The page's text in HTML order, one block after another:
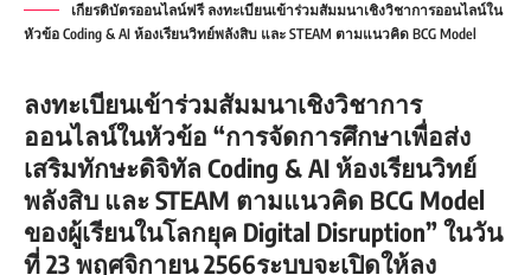
เกียรติบัตรออนไลน์ฟรี ลงทะเบียนเข้าร่วมสัมมนาเชิงวิชาการออนไลน์ใน
หัวข้อ Coding & AI ห้องเรียนวิทย์พลังสิบ และ STEAM ตามแนวคิด BCG Model
ลงทะเบียนเข้าร่วมสัมมนาเชิงวิชาการ
ออนไลน์ในหัวข้อ “การจัดการศึกษาเพื่อส่ง
เสริมทักษะดิจิทัล Coding & AI ห้องเรียนวิทย์
พลังสิบ และ STEAM ตามแนวคิด BCG Model
ของผู้เรียนในโลกยุค Digital Disruption” ในวัน
ที่ 23 พฤศจิกายน 2566ระบบจะเปิดให้ลง